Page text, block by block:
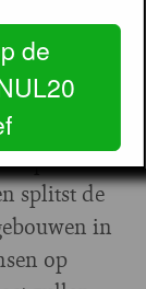
in
we
tot 5.000
wil
plek
splitst de
in
op
de